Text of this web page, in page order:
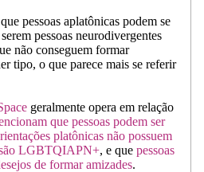
pessoas aplatônicas podem se
pessoas neurodivergentes
não conseguem formar
tipo, o que parece mais se referir
geralmente opera em relação
que pessoas podem ser
platônicas não possuem
são LGBTQIAPN+, e que pessoas
de formar amizades.